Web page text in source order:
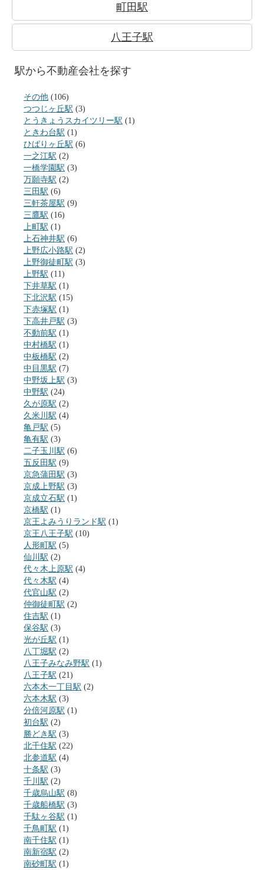
町田駅
八王子駅
駅から不動産会社を探す
その他 (106)
つつじヶ丘駅 (3)
とうきょうスカイツリー駅 (1)
ときわ台駅 (1)
ひばりヶ丘駅 (6)
一之江駅 (2)
一橋学園駅 (3)
万願寺駅 (2)
三田駅 (6)
三軒茶屋駅 (9)
三鷹駅 (16)
上町駅 (1)
上石神井駅 (6)
上野広小路駅 (2)
上野御徒町駅 (3)
上野駅 (11)
下井草駅 (1)
下北沢駅 (15)
下赤塚駅 (1)
下高井戸駅 (3)
不動前駅 (1)
中村橋駅 (1)
中板橋駅 (2)
中目黒駅 (7)
中野坂上駅 (3)
中野駅 (24)
久が原駅 (2)
久米川駅 (4)
亀戸駅 (5)
亀有駅 (3)
二子玉川駅 (6)
五反田駅 (9)
京急蒲田駅 (3)
京成上野駅 (3)
京成立石駅 (1)
京橋駅 (1)
京王よみうりランド駅 (1)
京王八王子駅 (10)
人形町駅 (5)
仙川駅 (2)
代々木上原駅 (4)
代々木駅 (4)
代官山駅 (2)
仲御徒町駅 (2)
住吉駅 (1)
保谷駅 (3)
光が丘駅 (1)
八丁堀駅 (2)
八王子みなみ野駅 (1)
八王子駅 (21)
六本木一丁目駅 (2)
六本木駅 (3)
分倍河原駅 (1)
初台駅 (2)
勝どき駅 (3)
北千住駅 (22)
北参道駅 (4)
十条駅 (3)
千川駅 (2)
千歳烏山駅 (8)
千歳船橋駅 (3)
千駄ヶ谷駅 (1)
千鳥町駅 (1)
南千住駅 (1)
南新宿駅 (2)
南砂町駅 (1)